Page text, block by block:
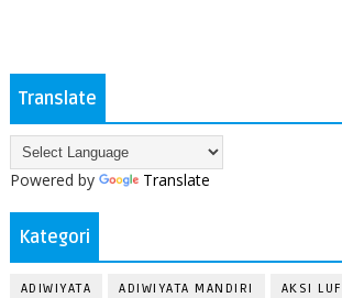
Translate
Powered by Translate
Kategori
ADIWIYATA ADIWIYATA MANDIRI AKSI